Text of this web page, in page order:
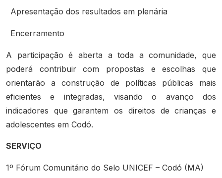
Apresentação dos resultados em plenária
Encerramento
A participação é aberta a toda a comunidade, que
poderá contribuir com propostas e escolhas que
orientarão a construção de políticas públicas mais
eficientes e integradas, visando o avanço dos
indicadores que garantem os direitos de crianças e
adolescentes em Codó.
SERVIÇO
1º Fórum Comunitário do Selo UNICEF – Codó (MA)